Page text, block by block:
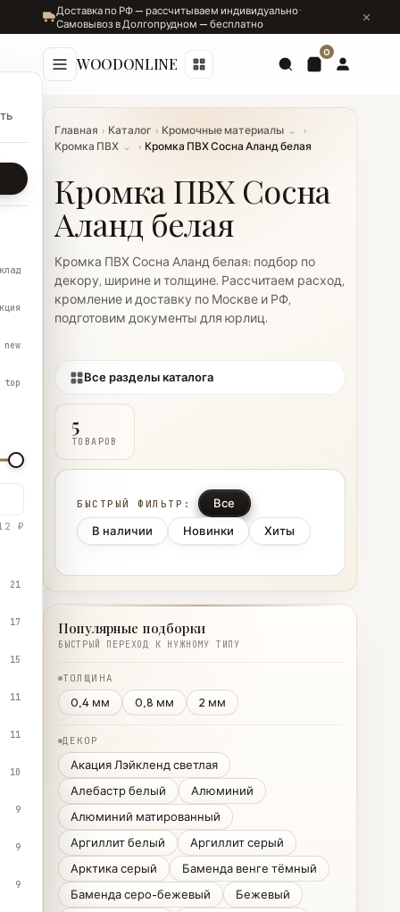
Доставка по РФ — рассчитываем индивидуально ·
Самовывоз в Долгопрудном — бесплатно
WOODONLINE
0
Главная › Каталог › Кромочные материалы ⌄
›
Кромка ПВХ ⌄ › Кромка ПВХ Сосна Аланд белая
Кромка ПВХ Сосна
Аланд белая
Кромка ПВХ Сосна Аланд белая: подбор по
декору, ширине и толщине. Рассчитаем расход,
кромление и доставку по Москве и РФ,
подготовим документы для юрлиц.
Все разделы каталога
5
ТОВАРОВ
БЫСТРЫЙ ФИЛЬТР:
Все
В наличии
Новинки Хиты
new
top
₽
21
17
15
11
11
10
9
9
9
Популярные подборки
БЫСТРЫЙ ПЕРЕХОД К НУЖНОМУ ТИПУ
ТОЛЩИНА
0,4 мм 0,8 мм 2 мм
ДЕКОР
Акация Лэйкленд светлая
Алебастр белый
Алюминий
Алюминий матированный
Аргиллит белый
Аргиллит серый
Арктика серый
Баменда венге тёмный
Баменда серо-бежевый
Бежевый